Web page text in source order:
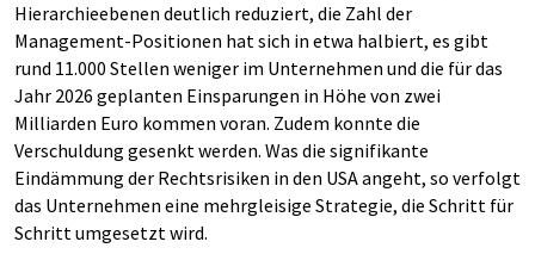
Hierarchieebenen deutlich reduziert, die Zahl der
Management-Positionen hat sich in etwa halbiert, es gibt
rund 11.000 Stellen weniger im Unternehmen und die für das
Jahr 2026 geplanten Einsparungen in Höhe von zwei
Milliarden Euro kommen voran. Zudem konnte die
Verschuldung gesenkt werden. Was die signifikante
Eindämmung der Rechtsrisiken in den USA angeht, so verfolgt
das Unternehmen eine mehrgleisige Strategie, die Schritt für
Schritt umgesetzt wird.